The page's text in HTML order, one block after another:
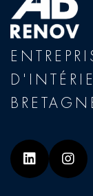
Linkedin